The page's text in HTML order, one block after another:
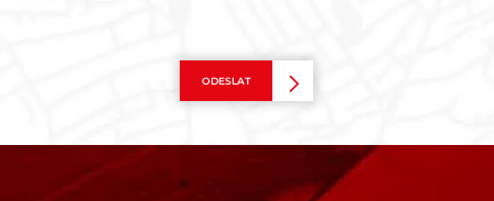
ODESLAT